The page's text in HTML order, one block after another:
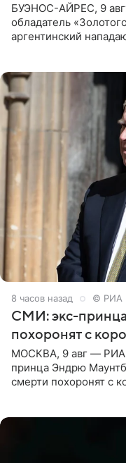
БУЭНОС-АЙРЕС, 9
обладатель
аргентинский
8 часов назад © РИА
СМИ: экс-
похоронят с
МОСКВА, 9 авг — РИА
принца Эндрю
смерти похоронят с